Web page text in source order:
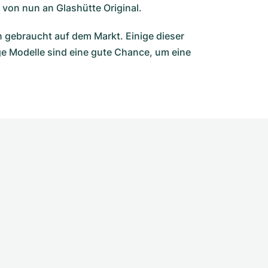
nun an Glashütte Original.
auf dem Markt. Einige dieser
Modelle sind eine gute Chance, um eine